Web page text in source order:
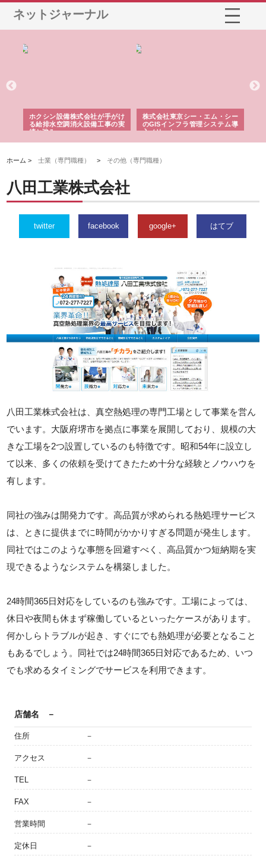
ネットジャーナル
ホクシン設備株式会社が手がけ
る給排水空調消火設備工事の実
績と強み
株式会社東京シー・エム・シー
のGISインフラ管理システム導
入メリット
ホーム >士業（専門職種） > その他（専門職種）
八田工業株式会社
twitter facebook google+ はてブ
八田工業株式会社は、真空熱処理の専門工場として事業を営ん
でいます。大阪府堺市を拠点に事業を展開しており、規模の大
きな工場を2つ設置しているのも特徴です。昭和54年に設立し
て以来、多くの依頼を受けてきたため十分な経験とノウハウを
有します。
同社の強みは開発力です。高品質が求められる熱処理サービス
は、ときに提供までに時間がかかりすぎる問題が発生します。
同社ではこのような事態を回避すべく、高品質かつ短納期を実
現できるようなシステムを構築しました。
24時間365日対応をしているのも強みです。工場によっては、
休日や夜間も休まず稼働しているといったケースがあります。
何かしらトラブルが起き、すぐにでも熱処理が必要となること
もあるでしょう。同社では24時間365日対応であるため、いつ
でも求めるタイミングでサービスを利用できます。
店舗名 －
住所 －
アクセス －
TEL －
FAX －
営業時間 －
定休日 －